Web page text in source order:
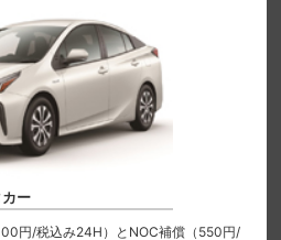
ー
円/税込み24H）とNOC補償（550円/